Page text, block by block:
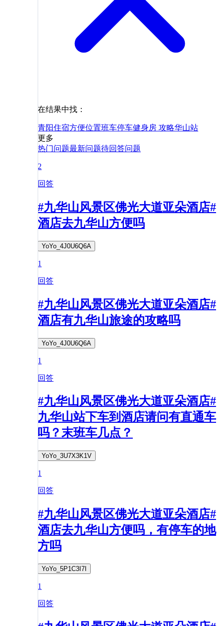
在结果中找：
青阳住宿方便位置班车停车健身房 攻略华山站
更多
热门问题最新问题待回答问题
2
回答
#九华山风景区佛光大道亚朵酒店#
酒店去九华山方便吗
YoYo_4J0U6Q6A
1
回答
#九华山风景区佛光大道亚朵酒店#
酒店有九华山旅途的攻略吗
YoYo_4J0U6Q6A
1
回答
#九华山风景区佛光大道亚朵酒店#
九华山站下车到酒店请问有直通车
吗？末班车几点？
YoYo_3U7X3K1V
1
回答
#九华山风景区佛光大道亚朵酒店#
酒店去九华山方便吗，有停车的地
方吗
YoYo_5P1C3I7I
1
回答